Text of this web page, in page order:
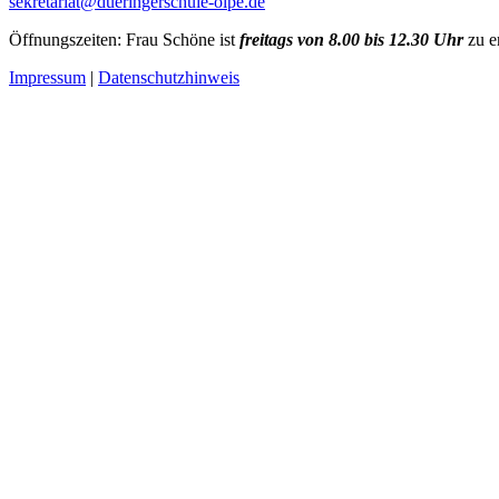
Öffnungszeiten: Frau Schöne ist freitags von 8.00 bis 12.30 Uhrzu
Impressum | Datenschutzhinweis